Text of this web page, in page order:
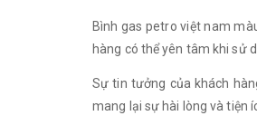
Bình gas petro việt nam
hàng có thể yên tâm khi sử
Sự tin tưởng của khách
mang lại sự hài lòng và tiện